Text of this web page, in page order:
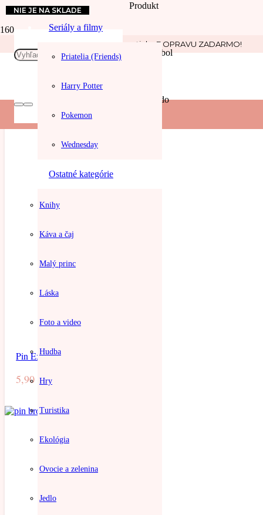
Nakúp nad 30 € a získaj automaticky DOPRAVU ZADARMO!
Produkt
bol
pridaný do
Seriály a filmy
Priatelia (Friends)
Harry Potter
Pokemon
Wednesday
Ostatné kategórie
Knihy
Káva a čaj
Malý princ
Láska
Foto a video
Hudba
Hry
Turistika
Ekológia
Ovocie a zelenina
Jedlo
Cestovanie
Pin Explore
5,90 €
NIE JE NA SKLADE